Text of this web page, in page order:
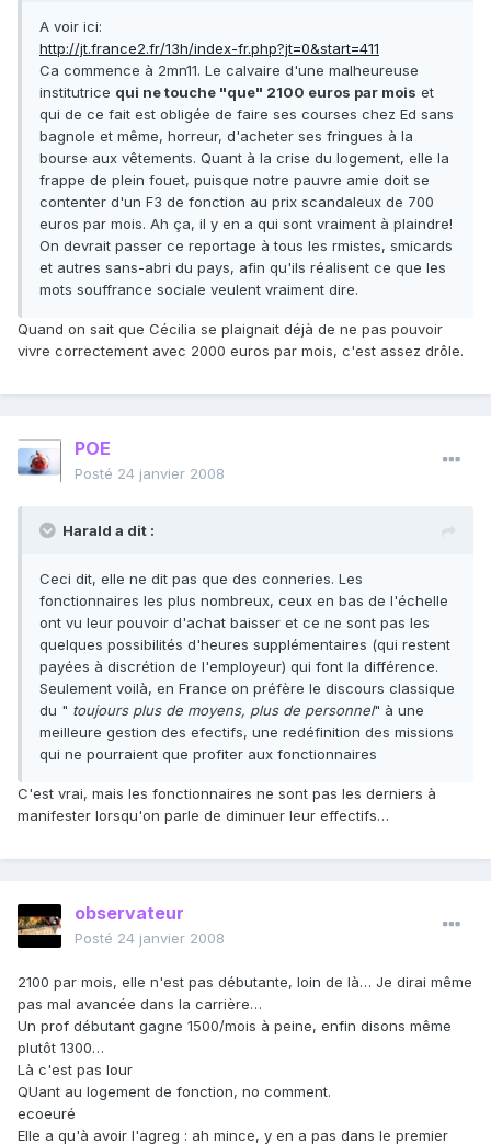
A voir ici:
http://jt.france2.fr/13h/index-fr.php?jt=0&start=411
Ca commence à 2mn11. Le calvaire d'une malheureuse
institutrice qui ne touche "que" 2100 euros par mois et
qui de ce fait est obligée de faire ses courses chez Ed sans
bagnole et même, horreur, d'acheter ses fringues à la
bourse aux vêtements. Quant à la crise du logement, elle la
frappe de plein fouet, puisque notre pauvre amie doit se
contenter d'un F3 de fonction au prix scandaleux de 700
euros par mois. Ah ça, il y en a qui sont vraiment à plaindre!
On devrait passer ce reportage à tous les rmistes, smicards
et autres sans-abri du pays, afin qu'ils réalisent ce que les
mots souffrance sociale veulent vraiment dire.
Quand on sait que Cécilia se plaignait déjà de ne pas pouvoir
vivre correctement avec 2000 euros par mois, c'est assez drôle.
POE
Posté 24 janvier 2008
Harald a dit :
Ceci dit, elle ne dit pas que des conneries. Les
fonctionnaires les plus nombreux, ceux en bas de l'échelle
ont vu leur pouvoir d'achat baisser et ce ne sont pas les
quelques possibilités d'heures supplémentaires (qui restent
payées à discrétion de l'employeur) qui font la différence.
Seulement voilà, en France on préfère le discours classique
du " toujours plus de moyens, plus de personnel" à une
meilleure gestion des efectifs, une redéfinition des missions
qui ne pourraient que profiter aux fonctionnaires
C'est vrai, mais les fonctionnaires ne sont pas les derniers à
manifester lorsqu'on parle de diminuer leur effectifs…
observateur
Posté 24 janvier 2008
2100 par mois, elle n'est pas débutante, loin de là… Je dirai même
pas mal avancée dans la carrière…
Un prof débutant gagne 1500/mois à peine, enfin disons même
plutôt 1300…
Là c'est pas lour
QUant au logement de fonction, no comment.
ecoeuré
Elle a qu'à avoir l'agreg : ah mince, y en a pas dans le premier